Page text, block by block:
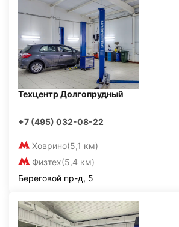
Техцентр Долгопрудный
+7 (495) 032-08-22
Ховрино(5,1 км)
Физтех(5,4 км)
Береговой пр-д, 5